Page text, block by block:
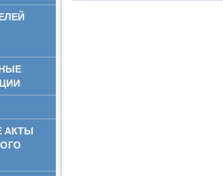
АКТЫ